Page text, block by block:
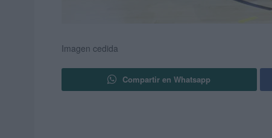
Imagen cedida
Compartir en Whatsapp